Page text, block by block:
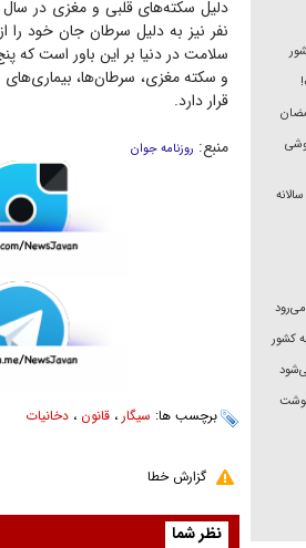
نفر نیز به دلیل سرطان جان خود را
سلامت در دنیا بر این باور است که
و سکته مغزی، سرطان‌ها،
قرار دارد.
منبع: روزنامه جوان
برچسب ها: سیگار، قانون ، دخانیات
گزارش خطا
نظر شما
گوشت